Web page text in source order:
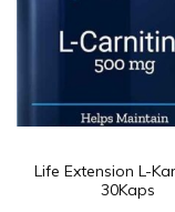
Life Extension L-
30Kaps